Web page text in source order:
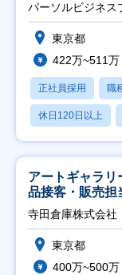
パーソルビジネス
東京都
422万~511万
正社員採用 職
休日120日以上
アートギャラ
品接客・販売
寺田倉庫株式会社
東京都
400万~500万